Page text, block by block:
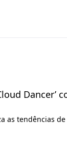
Dancer’
as tendências